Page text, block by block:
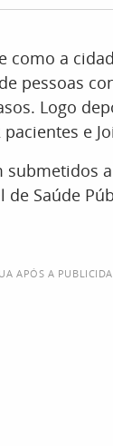
como a
pessoas
Logo
e
submetidos
Saúde
APÓS A